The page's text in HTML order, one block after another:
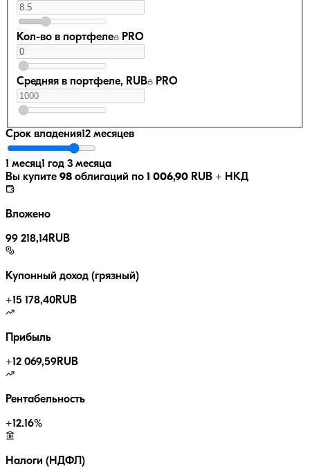
Кол-во в портфеле PRO
Средняя в портфеле, RUB PRO
Срок владения12 месяцев
1 месяц1 год 3 месяца
Вы купите 98 облигаций по 1 006,90 RUB + НКД
Вложено
99 218,14RUB
Купонный доход (грязный)
+15 178,40RUB
Прибыль
+12 069,59RUB
Рентабельность
+12.16%
Налоги (НДФЛ)